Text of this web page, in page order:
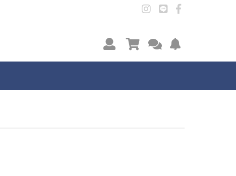
Instagram
LINE@facebook
會
員
心
線
上
服
設
定
站